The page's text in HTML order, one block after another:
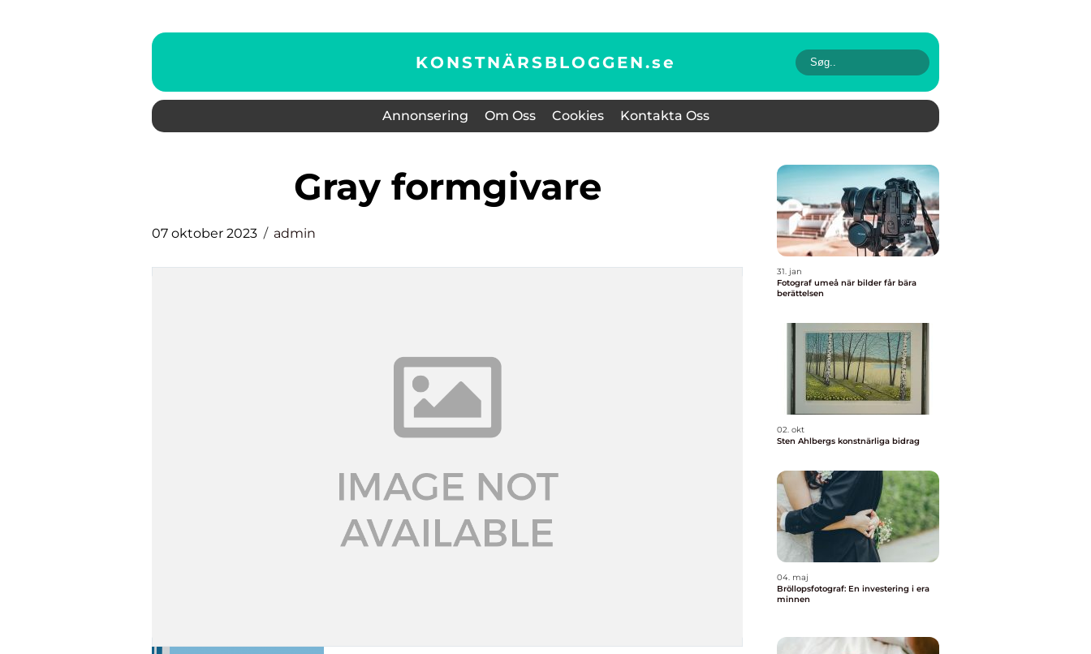
KONSTNÄRSBLOGGEN.se
Annonsering Om Oss Cookies Kontakta Oss
gray formgivare
07 oktober 2023 admin
31. jan
Fotograf umeå när bilder får bära
berättelsen
02. okt
Sten Ahlbergs konstnärliga bidrag
04. maj
Bröllopsfotograf: En investering i era
minnen